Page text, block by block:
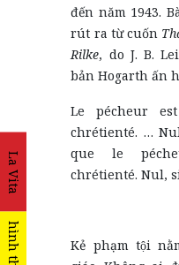
La Vita
hình thức
đến năm 1943.
rút ra từ cuốn
Rilke, do J. B.
bản Hogarth ấn
Le pécheur
chrétienté. …
que le
chrétienté. Nul,
Kẻ phạm tội